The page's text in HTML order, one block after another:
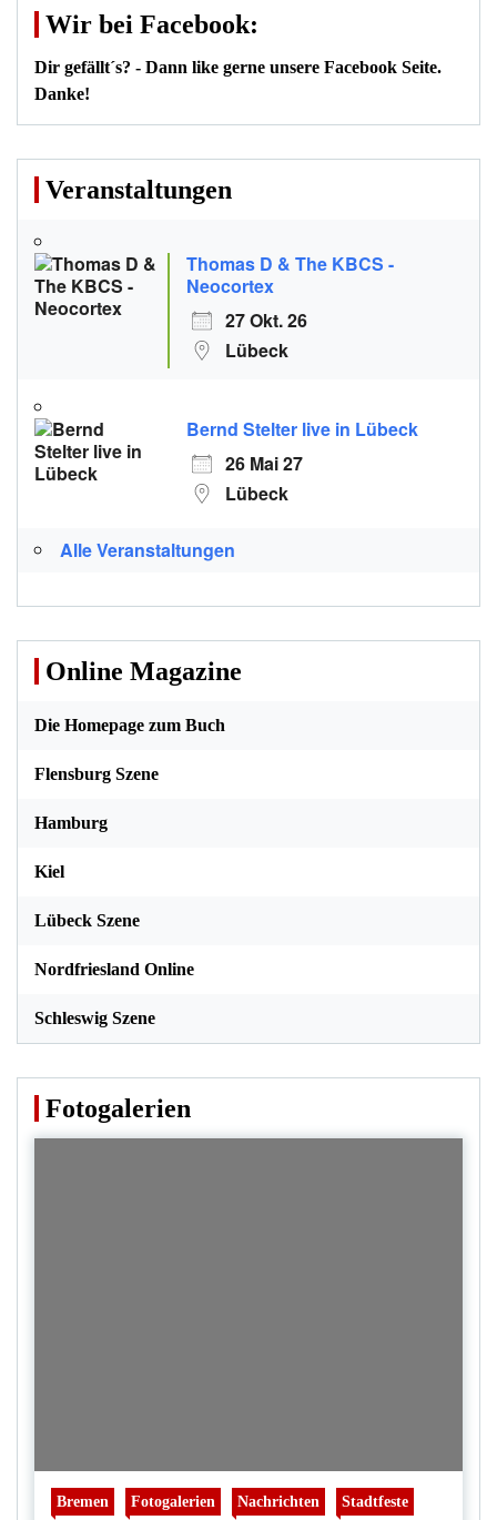
Wir bei Facebook:
Dir gefällt´s? - Dann like gerne unsere Facebook Seite.
Danke!
Veranstaltungen
Thomas D & The KBCS -
Neocortex
27 Okt. 26
Lübeck
Bernd Stelter live in Lübeck
26 Mai 27
Lübeck
Alle Veranstaltungen
Online Magazine
Die Homepage zum Buch
Flensburg Szene
Hamburg
Kiel
Lübeck Szene
Nordfriesland Online
Schleswig Szene
Fotogalerien
Bremen Fotogalerien Nachrichten Stadtfeste